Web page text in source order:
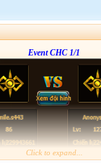
Event CHC 1/1
Click to expand...